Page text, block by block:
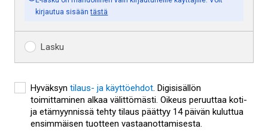
kirjautua sisään tästä
Lasku
Hyväksyn tilaus- ja käyttöehdot.Digisisällön
toimittaminen alkaa välittömästi. Oikeus peruuttaa koti-
ja etämyynnissä tehty tilaus päättyy 14 päivän kuluttua
ensimmäisen tuotteen vastaanottamisesta.